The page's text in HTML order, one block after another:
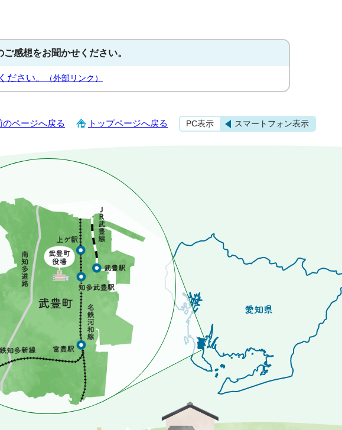
感想をお聞かせください。
ださい。 （外部リンク）
のページへ戻る トップページへ戻る PC表示 スマートフォン表示